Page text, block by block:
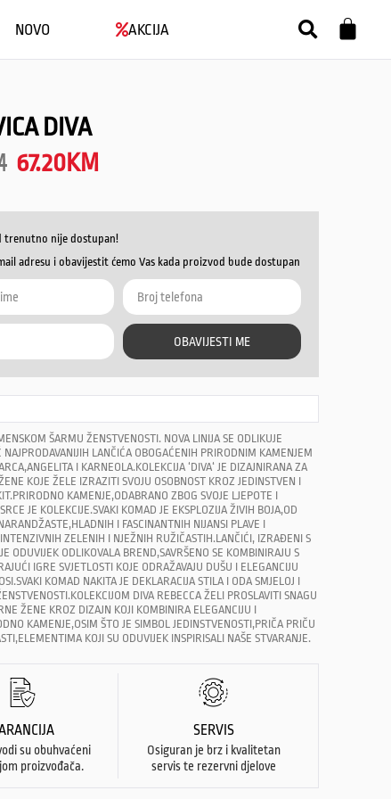
NOVO AKCIJA
DIVA
67.20KM
trenutno nije dostupan!
adresu i obavijestit ćemo Vas kada proizvod bude dostupan
OBAVIJESTI ME
ŠARMU ŽENSTVENOSTI. NOVA LINIJA SE ODLIKUJE
NAJPRODAVANIJIH LANČIĆA OBOGAĆENIH PRIRODNIM KAMENJEM
I KARNEOLA.KOLEKCIJA ‘DIVA‘ JE DIZAJNIRANA ZA
KOJE ŽELE IZRAZITI SVOJU OSOBNOST KROZ JEDINSTVEN I
KAMENJE,ODABRANO ZBOG SVOJE LJEPOTE I
JE KOLEKCIJE.SVAKI KOMAD JE EKSPLOZIJA ŽIVIH BOJA,OD
I FASCINANTNIH NIJANSI PLAVE I
ZELENIH I NJEŽNIH RUŽIČASTIH.LANČIĆI, IZRAĐENI S
ODUVIJEK ODLIKOVALA BREND,SAVRŠENO SE KOMBINIRAJU S
IGRE SVJETLOSTI KOJE ODRAŽAVAJU DUŠU I ELEGANCIJU
KOMAD NAKITA JE DEKLARACIJA STILA I ODA SMJELOJ I
DIVA REBECCA ŽELI PROSLAVITI SNAGU
ŽENE KROZ DIZAJN KOJI KOMBINIRA ELEGANCIJU I
KAMENJE,OSIM ŠTO JE SIMBOL JEDINSTVENOSTI,PRIČA PRIČU
KOJI SU ODUVIJEK INSPIRISALI NAŠE STVARANJE.
su obuhvaćeni
proizvođača.
SERVIS
Osiguran je brz i kvalitetan
servis te rezervni djelove